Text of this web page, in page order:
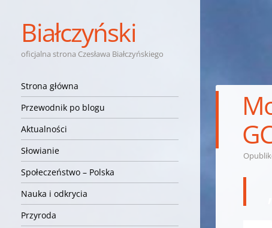
Białczyński
oficjalna strona Czesława Białczyńskiego
Nawigacja
Przejdź do treści
Strona główna
Przewodnik po blogu
Aktualności
Słowianie
Społeczeństwo – Polska
Nauka i odkrycia
Przyroda